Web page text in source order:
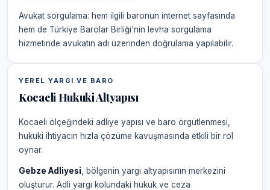
Avukat sorgulama: hem ilgili baronun internet sayfasında
hem de Türkiye Barolar Birliği'nin levha sorgulama
hizmetinde avukatın adı üzerinden doğrulama yapılabilir.
YEREL YARGI VE BARO
Kocaeli Hukuki Altyapısı
Kocaeli ölçeğindeki adliye yapısı ve baro örgütlenmesi,
hukuki ihtiyacın hızla çözüme kavuşmasında etkili bir rol
oynar.
Gebze Adliyesi , bölgenin yargı altyapısının merkezini
oluşturur. Adli yargı kolundaki hukuk ve ceza